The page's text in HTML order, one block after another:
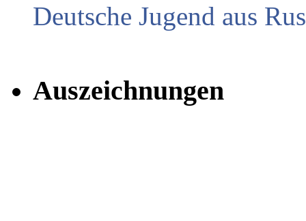
Deutsche Jugend aus
Auszeichnungen